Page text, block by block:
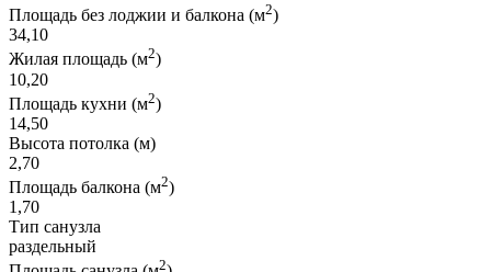
Площадь без лоджии и балкона (м2)
34,10
Жилая площадь (м2)
10,20
Площадь кухни (м2)
14,50
Высота потолка (м)
2,70
Площадь балкона (м2)
1,70
Тип санузла
раздельный
2